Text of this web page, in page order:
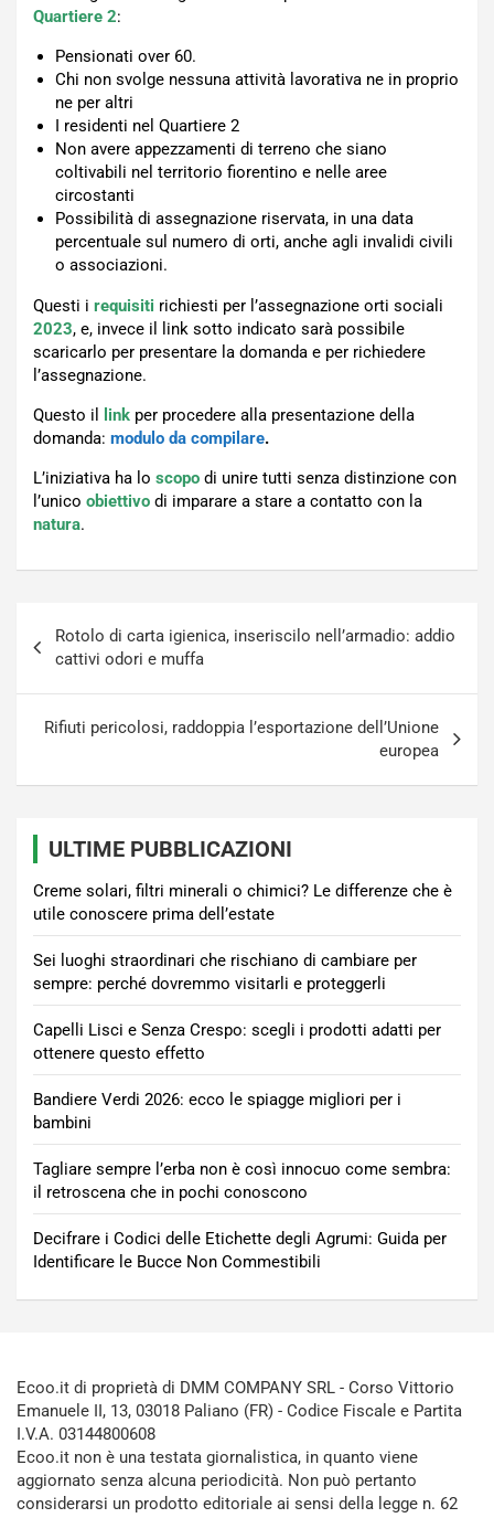
Quartiere 2:
Pensionati over 60.
Chi non svolge nessuna attività lavorativa ne in proprio
ne per altri
I residenti nel Quartiere 2
Non avere appezzamenti di terreno che siano
coltivabili nel territorio fiorentino e nelle aree
circostanti
Possibilità di assegnazione riservata, in una data
percentuale sul numero di orti, anche agli invalidi civili
o associazioni.
Questi i requisiti richiesti per l’assegnazione orti sociali
2023, e, invece il link sotto indicato sarà possibile
scaricarlo per presentare la domanda e per richiedere
l’assegnazione.
Questo il
link per procedere alla presentazione della
domanda: modulo da compilare.
L’iniziativa ha lo scopo di unire tutti senza distinzione con
l’unico obiettivo di imparare a stare a contatto con la
natura.
articoli
Rotolo di carta igienica, inseriscilo nell’armadio: addio
cattivi odori e muffa
Rifiuti pericolosi, raddoppia l’esportazione dell’Unione
europea
ULTIME PUBBLICAZIONI
Creme solari, filtri minerali o chimici? Le differenze che è
utile conoscere prima dell’estate
Sei luoghi straordinari che rischiano di cambiare per
sempre: perché dovremmo visitarli e proteggerli
Capelli Lisci e Senza Crespo: scegli i prodotti adatti per
ottenere questo effetto
Bandiere Verdi 2026: ecco le spiagge migliori per i
bambini
Tagliare sempre l’erba non è così innocuo come sembra:
il retroscena che in pochi conoscono
Decifrare i Codici delle Etichette degli Agrumi: Guida per
Identificare le Bucce Non Commestibili
Ecoo.it di proprietà di DMM COMPANY SRL - Corso Vittorio
Emanuele II, 13, 03018 Paliano (FR) - Codice Fiscale e Partita
I.V.A. 03144800608
Ecoo.it non è una testata giornalistica, in quanto viene
aggiornato senza alcuna periodicità. Non può pertanto
considerarsi un prodotto editoriale ai sensi della legge n. 62